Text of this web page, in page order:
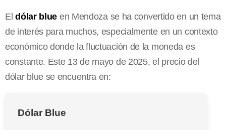
Eldólar blue en Mendoza se ha convertido en un tema
de interés para muchos, especialmente en un contexto
económico donde la fluctuación de la moneda es
constante. Este 13 de mayo de 2025, el precio del
dólar blue se encuentra en:
Dólar Blue